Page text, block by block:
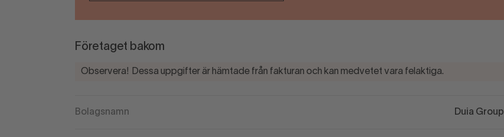
Företaget bakom
Observera! Dessa uppgifter är hämtade från fakturan och kan medvetet vara felaktiga.
Bolagsnamn Duia Group